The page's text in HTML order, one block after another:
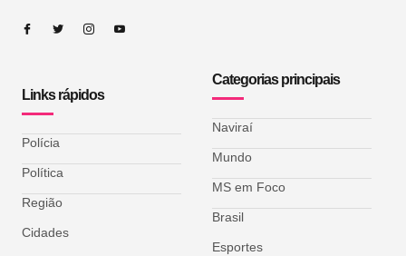
Links rápidos
Polícia
Política
Região
Cidades
Categorias principais
Naviraí
Mundo
MS em Foco
Brasil
Esportes